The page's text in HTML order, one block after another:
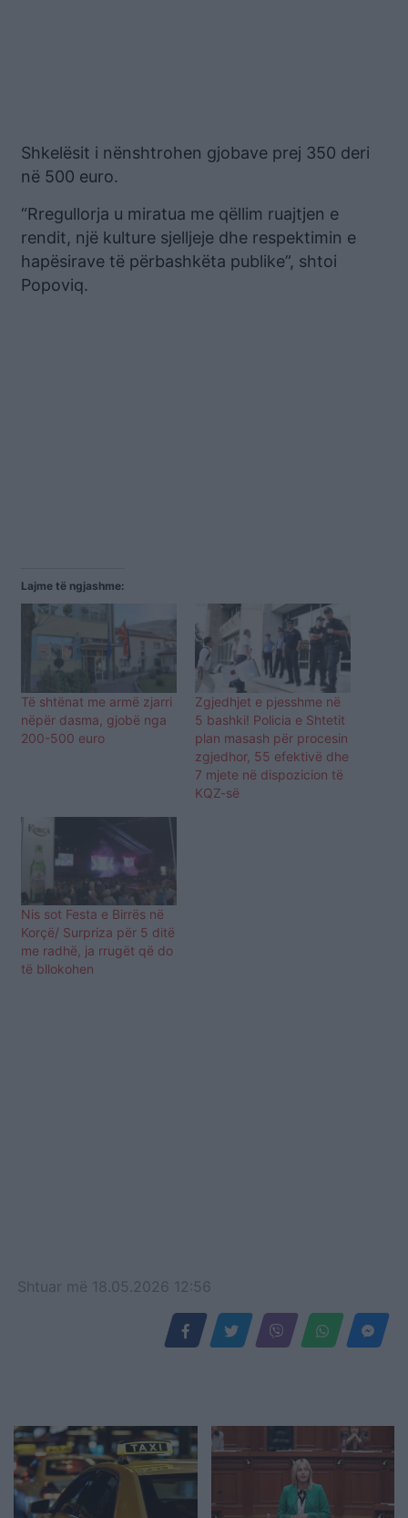
Shkelësit i nënshtrohen gjobave prej 350 deri
në 500 euro.
“Rregullorja u miratua me qëllim ruajtjen e
rendit, një kulture sjelljeje dhe respektimin e
hapësirave të përbashkëta publike”, shtoi
Popoviq.
Lajme të ngjashme:
Të shtënat me armë zjarri
nëpër dasma, gjobë nga
200-500 euro
Zgjedhjet e pjesshme në
5 bashki! Policia e Shtetit
plan masash për procesin
zgjedhor, 55 efektivë dhe
7 mjete në dispozicion të
KQZ-së
Nis sot Festa e Birrës në
Korçë/ Surpriza për 5 ditë
me radhë, ja rrugët që do
të bllokohen
Shtuar më 18.05.2026 12:56